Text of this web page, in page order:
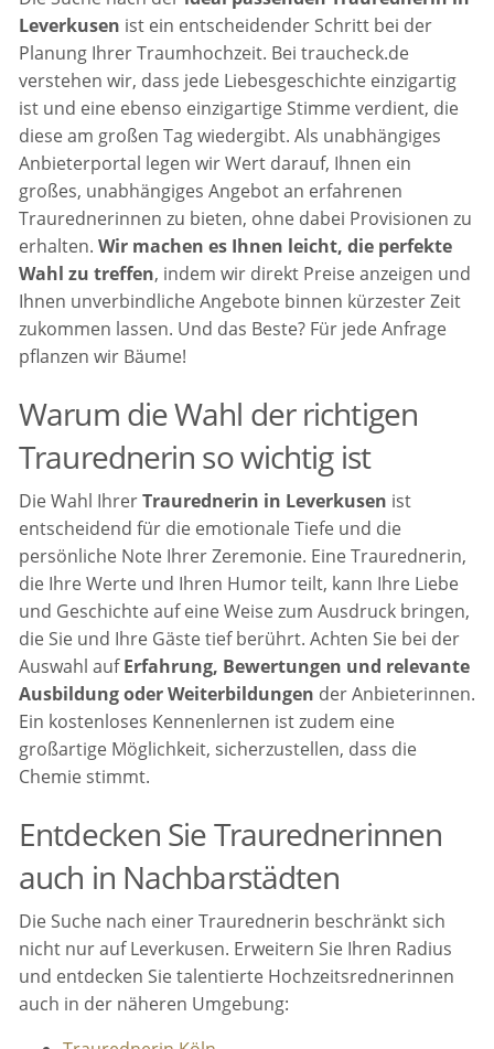
Leverkusen ist ein entscheidender Schritt bei der
Planung Ihrer Traumhochzeit. Bei traucheck.de
verstehen wir, dass jede Liebesgeschichte einzigartig
ist und eine ebenso einzigartige Stimme verdient, die
diese am großen Tag wiedergibt. Als unabhängiges
Anbieterportal legen wir Wert darauf, Ihnen ein
großes, unabhängiges Angebot an erfahrenen
Traurednerinnen zu bieten, ohne dabei Provisionen zu
erhalten.Wir machen es Ihnen leicht, die perfekte
Wahl zu treffen, indem wir direkt Preise anzeigen und
Ihnen unverbindliche Angebote binnen kürzester Zeit
zukommen lassen. Und das Beste? Für jede Anfrage
pflanzen wir Bäume!
Warum die Wahl der richtigen
Traurednerin so wichtig ist
Die Wahl IhrerTraurednerin in Leverkusen ist
entscheidend für die emotionale Tiefe und die
persönliche Note Ihrer Zeremonie. Eine Traurednerin,
die Ihre Werte und Ihren Humor teilt, kann Ihre Liebe
und Geschichte auf eine Weise zum Ausdruck bringen,
die Sie und Ihre Gäste tief berührt. Achten Sie bei der
Auswahl aufErfahrung, Bewertungen und relevante
Ausbildung oder Weiterbildungen der Anbieterinnen.
Ein kostenloses Kennenlernen ist zudem eine
großartige Möglichkeit, sicherzustellen, dass die
Chemie stimmt.
Entdecken Sie Traurednerinnen
auch in Nachbarstädten
Die Suche nach einer Traurednerin beschränkt sich
nicht nur auf Leverkusen. Erweitern Sie Ihren Radius
und entdecken Sie talentierte Hochzeitsrednerinnen
auch in der näheren Umgebung: